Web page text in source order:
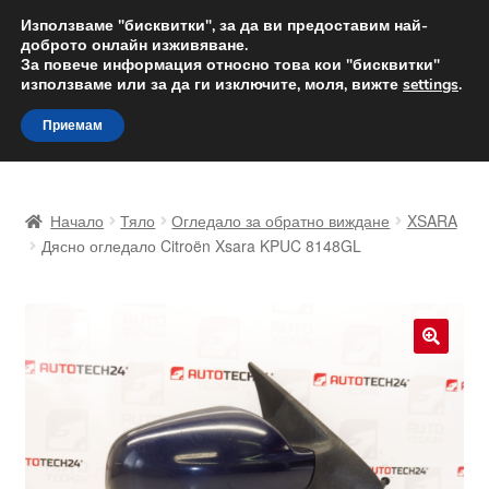
ДОСТАВКА от 12 лв.
Доставка по целия свят
Skip
to
navigation
Skip
to
content
Доставка по целия свят
Контакт
Начало Тяло Огледало за обратно виждане
XSARA
Дясно огледало Citroën Xsara KPUC 8148GL
Използваме "бисквитки", за да ви предоставим най-
доброто онлайн изживяване.
За повече информация относно това кои "бисквитки"
използваме или за да ги изключите, моля, вижте settings.
Приемам